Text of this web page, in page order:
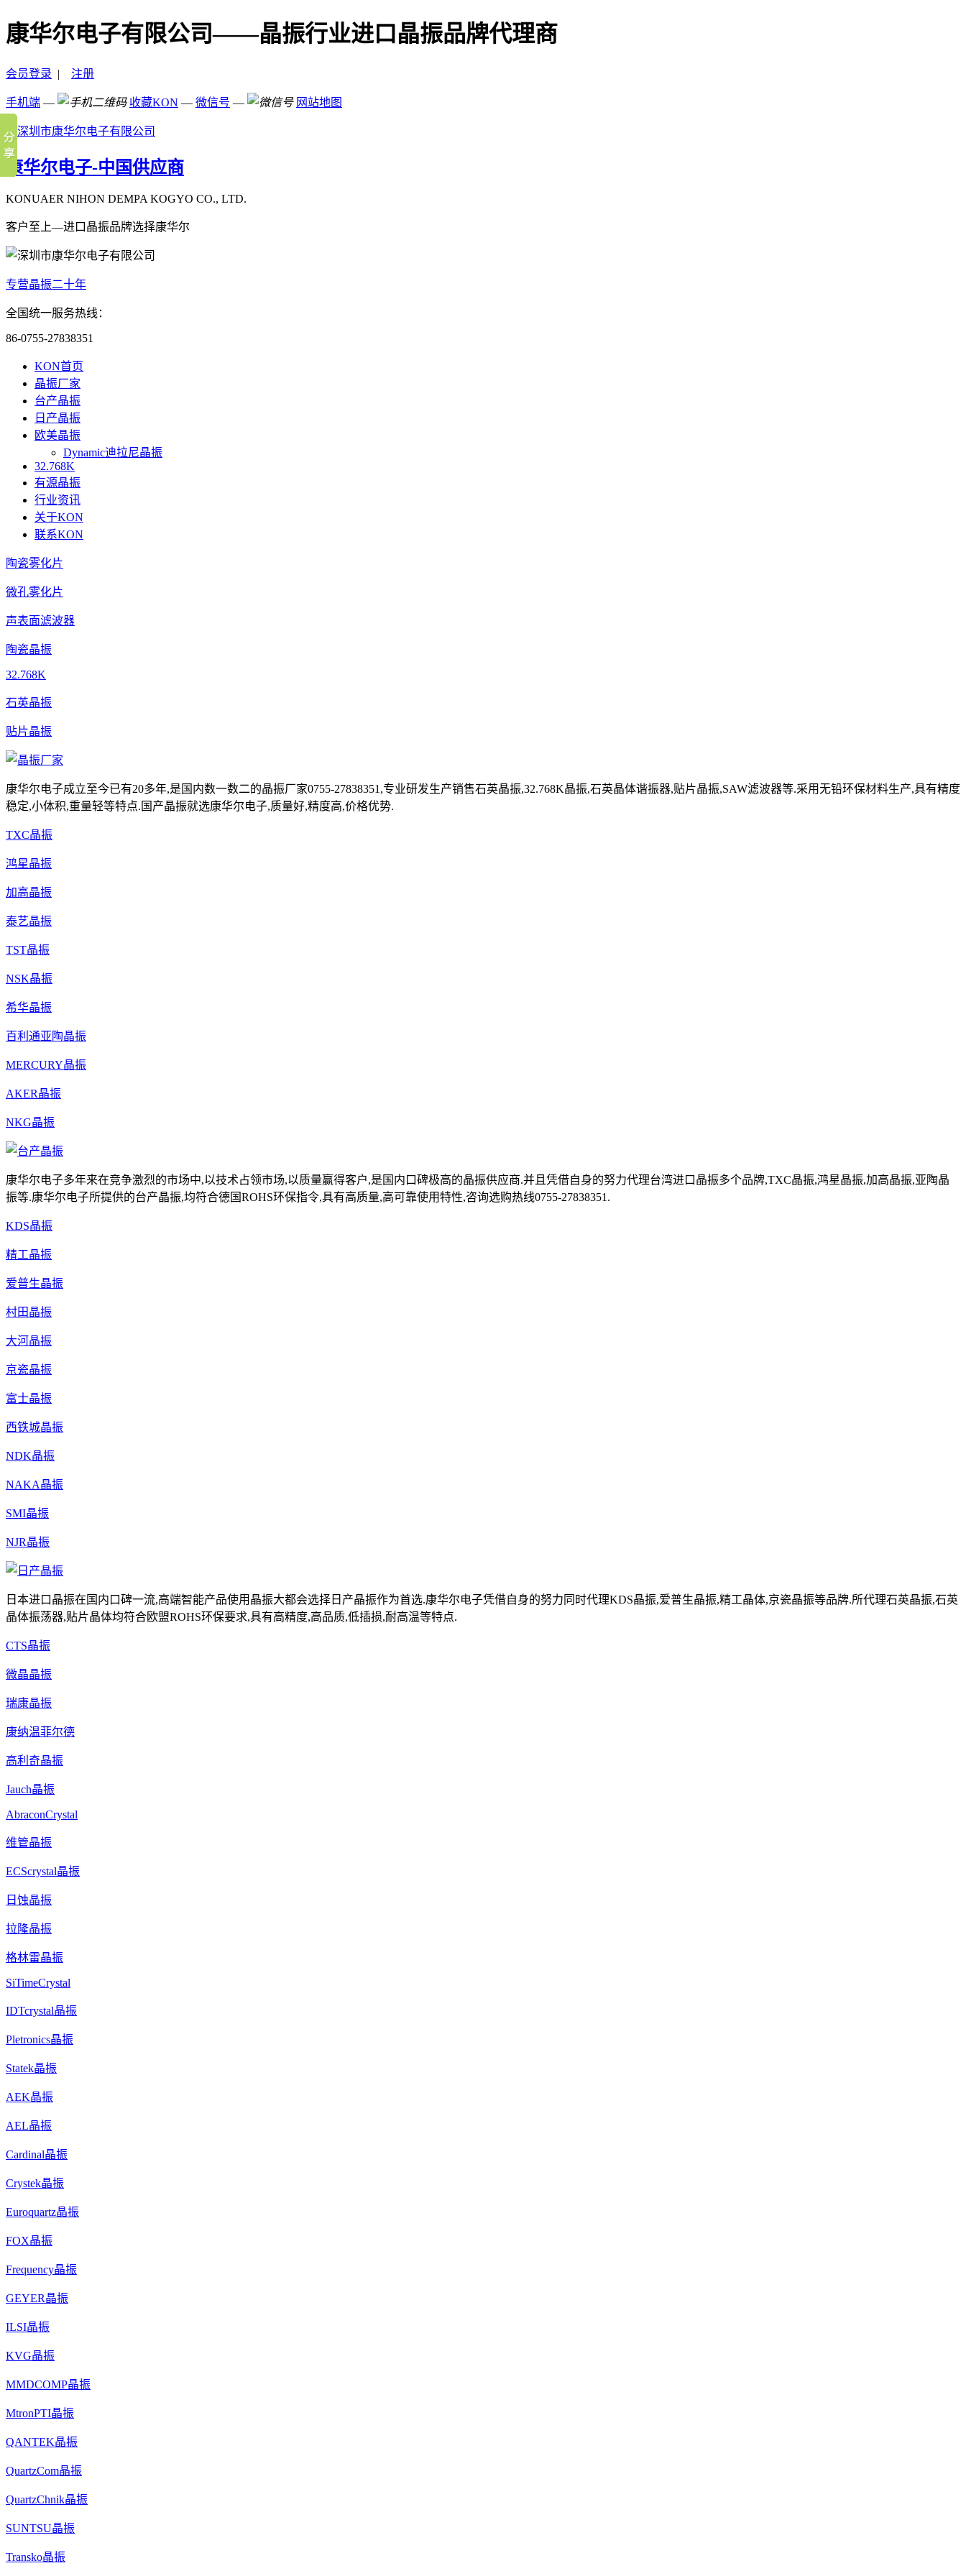
康华尔电子有限公司——晶振行业进口晶振品牌代理商
会员登录 | 注册
手机端 — 收藏KON — 微信号 — 网站地图
康华尔电子-中国供应商
KONUAER NIHON DEMPA KOGYO CO., LTD.
客户至上—进口晶振品牌选择康华尔
专营晶振二十年
全国统一服务热线：
86-0755-27838351
KON首页
晶振厂家
台产晶振
日产晶振
欧美晶振
Dynamic迪拉尼晶振
32.768K
有源晶振
行业资讯
关于KON
联系KON
陶瓷雾化片
微孔雾化片
声表面滤波器
陶瓷晶振
32.768K
石英晶振
贴片晶振
康华尔电子成立至今已有20多年,是国内数一数二的晶振厂家0755-27838351,专业研发生产销售石英晶振,32.768K晶振,石英晶体谐振器,贴片晶振,SAW滤波器等.采用无铅环保材料生产,具有精度
稳定,小体积,重量轻等特点.国产晶振就选康华尔电子,质量好,精度高,价格优势.
TXC晶振
鸿星晶振
加高晶振
泰艺晶振
TST晶振
NSK晶振
希华晶振
百利通亚陶晶振
MERCURY晶振
AKER晶振
NKG晶振
康华尔电子多年来在竞争激烈的市场中,以技术占领市场,以质量赢得客户,是国内口碑极高的晶振供应商.并且凭借自身的努力代理台湾进口晶振多个品牌,TXC晶振,鸿星晶振,加高晶振,亚陶晶
振等.康华尔电子所提供的台产晶振,均符合德国ROHS环保指令,具有高质量,高可靠使用特性,咨询选购热线0755-27838351.
KDS晶振
精工晶振
爱普生晶振
村田晶振
大河晶振
京瓷晶振
富士晶振
西铁城晶振
NDK晶振
NAKA晶振
SMI晶振
NJR晶振
日本进口晶振在国内口碑一流,高端智能产品使用晶振大都会选择日产晶振作为首选.康华尔电子凭借自身的努力同时代理KDS晶振,爱普生晶振,精工晶体,京瓷晶振等品牌.所代理石英晶振,石英
晶体振荡器,贴片晶体均符合欧盟ROHS环保要求,具有高精度,高品质,低插损,耐高温等特点.
CTS晶振
微晶晶振
瑞康晶振
康纳温菲尔德
高利奇晶振
Jauch晶振
AbraconCrystal
维管晶振
ECScrystal晶振
日蚀晶振
拉隆晶振
格林雷晶振
SiTimeCrystal
IDTcrystal晶振
Pletronics晶振
Statek晶振
AEK晶振
AEL晶振
Cardinal晶振
Crystek晶振
Euroquartz晶振
FOX晶振
Frequency晶振
GEYER晶振
ILSI晶振
KVG晶振
MMDCOMP晶振
MtronPTI晶振
QANTEK晶振
QuartzCom晶振
QuartzChnik晶振
SUNTSU晶振
Transko晶振